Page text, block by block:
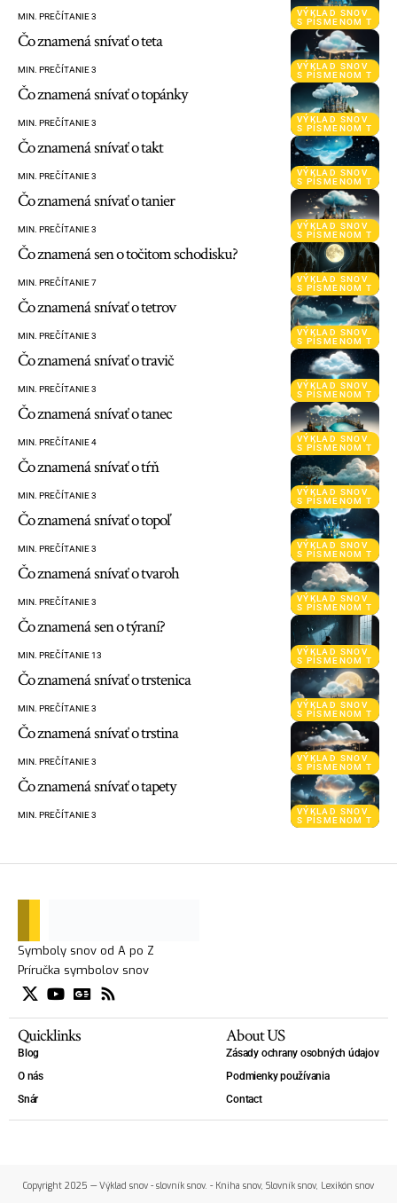
VÝKLAD SNOV
S PÍSMENOM T
MIN. PREČÍTANIE 3
VÝKLAD SNOV
S PÍSMENOM T
Čo znamená snívať o teta
MIN. PREČÍTANIE 3
VÝKLAD SNOV
S PÍSMENOM T
Čo znamená snívať o topánky
MIN. PREČÍTANIE 3
VÝKLAD SNOV
S PÍSMENOM T
Čo znamená snívať o takt
MIN. PREČÍTANIE 3
VÝKLAD SNOV
S PÍSMENOM T
Čo znamená snívať o tanier
MIN. PREČÍTANIE 3
VÝKLAD SNOV
S PÍSMENOM T
Čo znamená sen o točitom schodisku?
MIN. PREČÍTANIE 7
VÝKLAD SNOV
S PÍSMENOM T
Čo znamená snívať o tetrov
MIN. PREČÍTANIE 3
VÝKLAD SNOV
S PÍSMENOM T
Čo znamená snívať o travič
MIN. PREČÍTANIE 3
VÝKLAD SNOV
S PÍSMENOM T
Čo znamená snívať o tanec
MIN. PREČÍTANIE 4
VÝKLAD SNOV
S PÍSMENOM T
Čo znamená snívať o tŕň
MIN. PREČÍTANIE 3
VÝKLAD SNOV
S PÍSMENOM T
Čo znamená snívať o topoľ
MIN. PREČÍTANIE 3
VÝKLAD SNOV
S PÍSMENOM T
Čo znamená snívať o tvaroh
MIN. PREČÍTANIE 3
VÝKLAD SNOV
S PÍSMENOM T
Čo znamená sen o týraní?
MIN. PREČÍTANIE 13
VÝKLAD SNOV
S PÍSMENOM T
Čo znamená snívať o trstenica
MIN. PREČÍTANIE 3
VÝKLAD SNOV
S PÍSMENOM T
Čo znamená snívať o trstina
MIN. PREČÍTANIE 3
VÝKLAD SNOV
S PÍSMENOM T
Čo znamená snívať o tapety
MIN. PREČÍTANIE 3
Symboly snov od A po Z
Príručka symbolov snov
Quicklinks
Blog
O nás
Snár
About US
Zásady ochrany osobných údajov
Podmienky používania
Contact
Copyright 2025 — Výklad snov - slovník snov. - Kniha snov, Slovník snov, Lexikón snov